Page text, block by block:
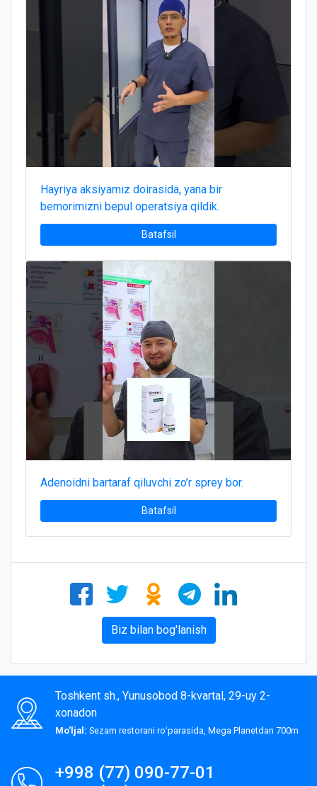
Hayriya aksiyamiz doirasida, yana bir
bemorimizni bepul operatsiya qildik.
Batafsil
Adenoidni bartaraf qiluvchi zo’r sprey bor.
Batafsil
Biz bilan bog'lanish
Toshkent sh., Yunusobod 8-kvartal, 29-uy 2-
xonadon
Mo'ljal: Sezam restorani roʻparasida, Mega Planetdan 700m
+998 (77) 090-77-01